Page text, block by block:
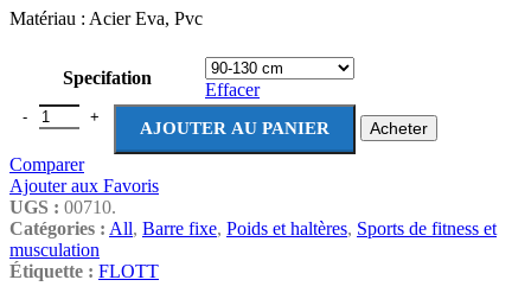
Matériau : Acier Eva, Pvc
Specifation
Effacer
AJOUTER AU PANIER Acheter
Comparer
Ajouter aux Favoris
UGS : 00710.
Catégories : All, Barre fixe, Poids et haltères, Sports de fitness et
musculation
Étiquette : FLOTT